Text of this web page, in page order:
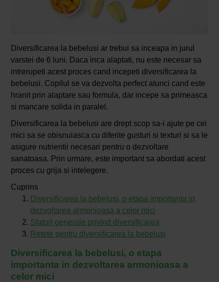
Diversificarea la bebelusi ar trebui sa inceapa in jurul
varstei de 6 luni. Daca inca alaptati, nu este necesar sa
intrerupeti acest proces cand incepeti diversificarea la
bebelusi. Copilul se va dezvolta perfect atunci cand este
hranit prin alaptare sau formula, dar incepe sa primeasca
si mancare solida in paralel.
Diversificarea la bebelusi are drept scop sa-i ajute pe cei
mici sa se obisnuiasca cu diferite gusturi si texturi si sa le
asigure nutrientii necesari pentru o dezvoltare
sanatoasa. Prin urmare, este important sa abordati acest
proces cu grija si intelegere.
Cuprins
Diversificarea la bebelusi, o etapa importanta in
dezvoltarea armonioasa a celor mici
Sfaturi generale privind diversificarea
Retete pentru diversificarea la bebelusi
Diversificarea la bebelusi, o etapa
importanta in dezvoltarea armonioasa a
celor mici